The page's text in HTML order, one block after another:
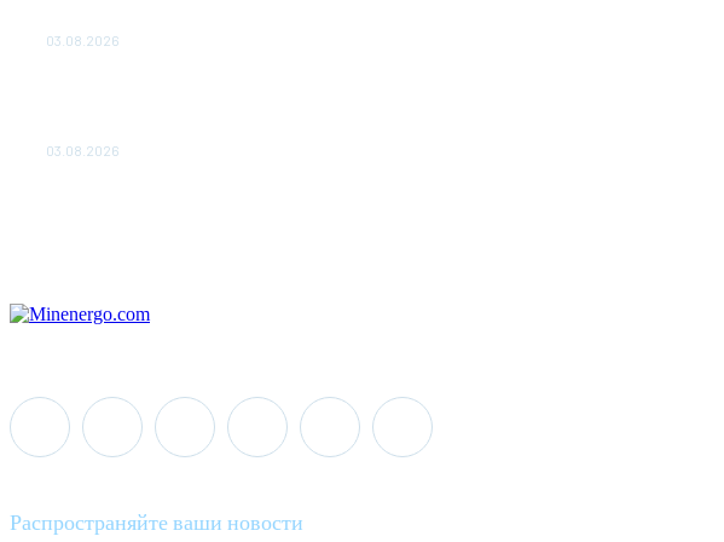
03.08.2026
03.08.2026
Распространяйте ваши новости